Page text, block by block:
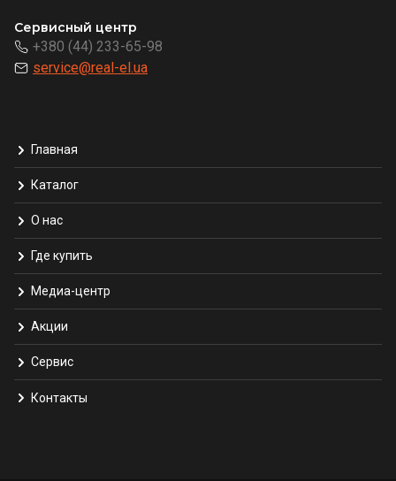
Сервисный центр
+380 (44) 233-65-98
service@real-el.ua
Главная
Каталог
О нас
Где купить
Медиа-центр
Акции
Сервис
Контакты